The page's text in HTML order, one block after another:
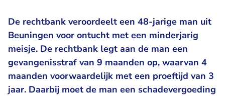
De rechtbank veroordeelt een 48-jarige man uit
Beuningen voor ontucht met een minderjarig
meisje. De rechtbank legt aan de man een
gevangenisstraf van 9 maanden op, waarvan 4
maanden voorwaardelijk met een proeftijd van 3
jaar. Daarbij moet de man een schadevergoeding